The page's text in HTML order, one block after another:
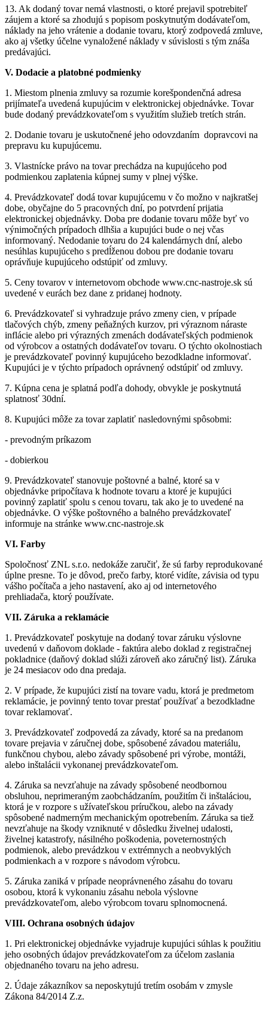
13. Ak dodaný tovar nemá vlastnosti, o ktoré prejavil spotrebiteľ
záujem a ktoré sa zhodujú s popisom poskytnutým dodávateľom,
náklady na jeho vrátenie a dodanie tovaru, ktorý zodpovedá zmluve,
ako aj všetky účelne vynaložené náklady v súvislosti s tým znáša
predávajúci.
V. Dodacie a platobné podmienky
1. Miestom plnenia zmluvy sa rozumie korešpondenčná adresa
prijímateľa uvedená kupujúcim v elektronickej objednávke. Tovar
bude dodaný prevádzkovateľom s využitím služieb tretích strán.
2. Dodanie tovaru je uskutočnené jeho odovzdaním dopravcovi na
prepravu ku kupujúcemu.
3. Vlastnícke právo na tovar prechádza na kupujúceho pod
podmienkou zaplatenia kúpnej sumy v plnej výške.
4. Prevádzkovateľ dodá tovar kupujúcemu v čo možno v najkratšej
dobe, obyčajne do 5 pracovných dní, po potvrdení prijatia
elektronickej objednávky. Doba pre dodanie tovaru môže byť vo
výnimočných prípadoch dlhšia a kupujúci bude o nej včas
informovaný. Nedodanie tovaru do 24 kalendárnych dní, alebo
nesúhlas kupujúceho s predĺženou dobou pre dodanie tovaru
oprávňuje kupujúceho odstúpiť od zmluvy.
5. Ceny tovarov v internetovom obchode www.cnc-nastroje.sk sú
uvedené v eurách bez dane z pridanej hodnoty.
6. Prevádzkovateľ si vyhradzuje právo zmeny cien, v prípade
tlačových chýb, zmeny peňažných kurzov, pri výraznom náraste
inflácie alebo pri výrazných zmenách dodávateľských podmienok
od výrobcov a ostatných dodávateľov tovaru. O týchto okolnostiach
je prevádzkovateľ povinný kupujúceho bezodkladne informovať.
Kupujúci je v týchto prípadoch oprávnený odstúpiť od zmluvy.
7. Kúpna cena je splatná podľa dohody, obvykle je poskytnutá
splatnosť 30dní.
8. Kupujúci môže za tovar zaplatiť nasledovnými spôsobmi:
- prevodným príkazom
- dobierkou
9. Prevádzkovateľ stanovuje poštovné a balné, ktoré sa v
objednávke pripočítava k hodnote tovaru a ktoré je kupujúci
povinný zaplatiť spolu s cenou tovaru, tak ako je to uvedené na
objednávke. O výške poštovného a balného prevádzkovateľ
informuje na stránke www.cnc-nastroje.sk
VI. Farby
Spoločnosť ZNL s.r.o. nedokáže zaručiť, že sú farby reprodukované
úplne presne. To je dôvod, prečo farby, ktoré vidíte, závisia od typu
vášho počítača a jeho nastavení, ako aj od internetového
prehliadača, ktorý používate.
VII. Záruka a reklamácie
1. Prevádzkovateľ poskytuje na dodaný tovar záruku výslovne
uvedenú v daňovom doklade - faktúra alebo doklad z registračnej
pokladnice (daňový doklad slúži zároveň ako záručný list). Záruka
je 24 mesiacov odo dna predaja.
2. V prípade, že kupujúci zistí na tovare vadu, ktorá je predmetom
reklamácie, je povinný tento tovar prestať používať a bezodkladne
tovar reklamovať.
3. Prevádzkovateľ zodpovedá za závady, ktoré sa na predanom
tovare prejavia v záručnej dobe, spôsobené závadou materiálu,
funkčnou chybou, alebo závady spôsobené pri výrobe, montáži,
alebo inštalácii vykonanej prevádzkovateľom.
4. Záruka sa nevzťahuje na závady spôsobené neodbornou
obsluhou, neprimeraným zaobchádzaním, použitím či inštaláciou,
ktorá je v rozpore s užívateľskou príručkou, alebo na závady
spôsobené nadmerným mechanickým opotrebením. Záruka sa tiež
nevzťahuje na škody vzniknuté v dôsledku živelnej udalosti,
živelnej katastrofy, násilného poškodenia, poveternostných
podmienok, alebo prevádzkou v extrémnych a neobvyklých
podmienkach a v rozpore s návodom výrobcu.
5. Záruka zaniká v prípade neoprávneného zásahu do tovaru
osobou, ktorá k vykonaniu zásahu nebola výslovne
prevádzkovateľom, alebo výrobcom tovaru splnomocnená.
VIII. Ochrana osobných údajov
1. Pri elektronickej objednávke vyjadruje kupujúci súhlas k použitiu
jeho osobných údajov prevádzkovateľom za účelom zaslania
objednaného tovaru na jeho adresu.
2. Údaje zákazníkov sa neposkytujú tretím osobám v zmysle
Zákona 84/2014 Z.z.